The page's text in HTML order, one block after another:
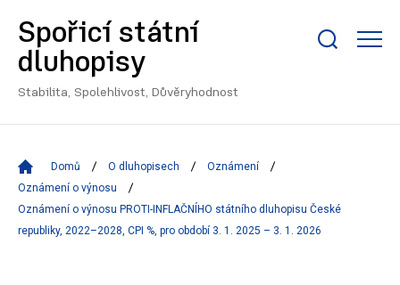
Spořicí státní
dluhopisy
Stabilita, Spolehlivost, Důvěryhodnost
Domů O dluhopisech
Oznámení
Oznámení o výnosu
Oznámení o výnosu PROTI-INFLAČNÍHO státního dluhopisu České
republiky, 2022–2028, CPI %, pro období 3. 1. 2025 – 3. 1. 2026